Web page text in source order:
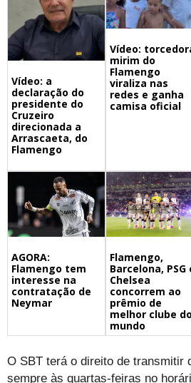
Vídeo: a
declaração do
presidente do
Cruzeiro
direcionada a
Arrascaeta, do
Flamengo
Vídeo:
mirim do
Flamengo
viraliza nas
redes e ganha
camisa oficial
AGORA:
Flamengo tem
interesse na
contratação de
Neymar
Flamengo,
Barcelona, PSG
Chelsea
concorrem ao
prêmio de
melhor clube do
mundo
O SBT terá o direito de transmitir
sempre às quartas-feiras no